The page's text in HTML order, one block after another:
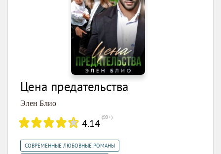
Цена предательства
Элен Блио
4.14 (99+)
СОВРЕМЕННЫЕ ЛЮБОВНЫЕ РОМАНЫ